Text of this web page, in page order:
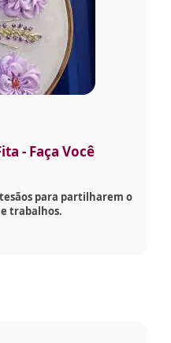
- Faça Você
para partilharem o
e trabalhos.